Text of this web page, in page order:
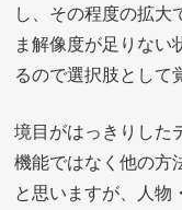
し、その程度の拡大
ま解像度が足りない
るので選択肢として
境目がはっきりした
機能ではなく他の方
と思いますが、人物